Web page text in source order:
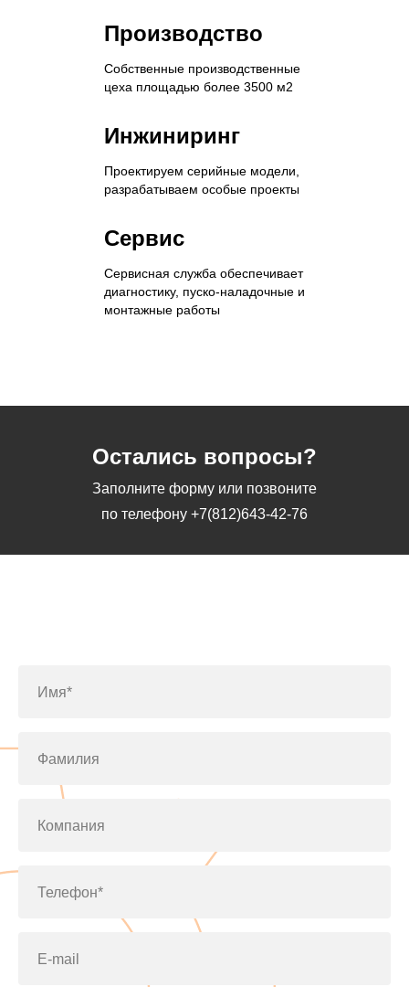
Производство
Собственные производственные
цеха площадью более 3500 м2
Инжиниринг
Проектируем серийные модели,
разрабатываем особые проекты
Сервис
Сервисная служба обеспечивает
диагностику, пуско-наладочные и
монтажные работы
Остались вопросы?
Заполните форму или позвоните
по телефону +7(812)643-42-76
Имя*
Фамилия
Компания
Телефон*
E-mail